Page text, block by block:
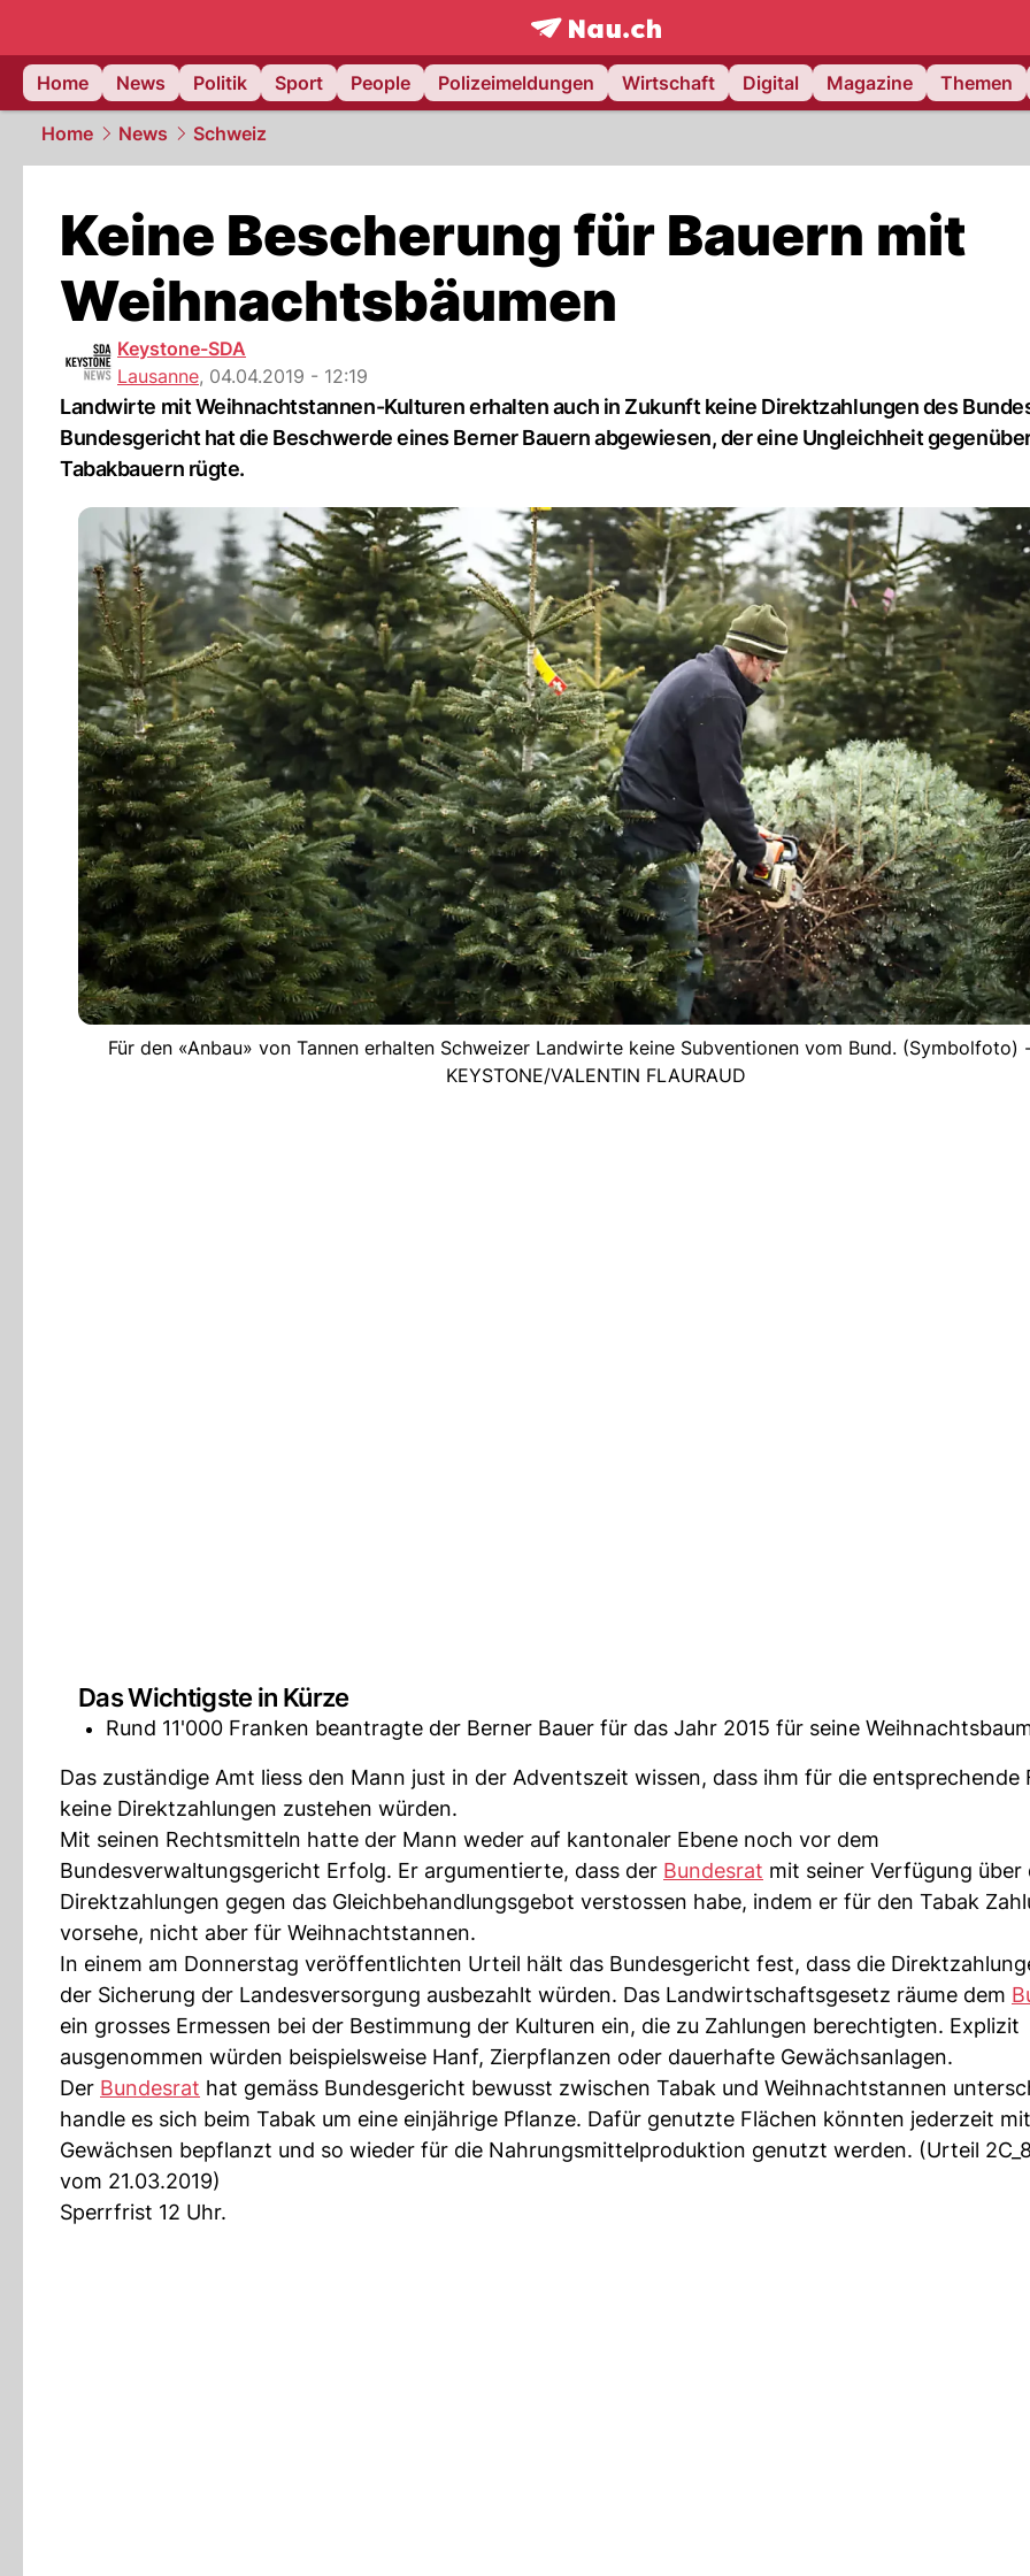
frontpage.NAU.ch
Home
News Politik Sport People Polizeimeldungen Wirtschaft Digital Magazine Themen
Home News Schweiz
Keine Bescherung für Bauern mit
Weihnachtsbäumen
Keystone-SDA
Lausanne, 04.04.2019 - 12:19
Landwirte mit Weihnachtstannen-Kulturen erhalten auch in Zukunft keine Direktzahlungen des
Bundesgericht hat die Beschwerde eines Berner Bauern abgewiesen, der eine Ungleichheit
Tabakbauern rügte.
Für den «Anbau» von Tannen erhalten Schweizer Landwirte keine Subventionen vom Bund. (Symbolfoto)
KEYSTONE/VALENTIN FLAURAUD
Das Wichtigste in Kürze
Rund 11'000 Franken beantragte der Berner Bauer für das Jahr 2015 für seine
Das zuständige Amt liess den Mann just in der Adventszeit wissen, dass ihm für die entsprechende
keine Direktzahlungen zustehen würden.
Mit seinen Rechtsmitteln hatte der Mann weder auf kantonaler Ebene noch vor dem
Bundesverwaltungsgericht Erfolg. Er argumentierte, dass der Bundesrat mit seiner Verfügung über
Direktzahlungen gegen das Gleichbehandlungsgebot verstossen habe, indem er für den Tabak
vorsehe, nicht aber für Weihnachtstannen.
In einem am Donnerstag veröffentlichten Urteil hält das Bundesgericht fest, dass die
der Sicherung der Landesversorgung ausbezahlt würden. Das Landwirtschaftsgesetz räume dem
ein grosses Ermessen bei der Bestimmung der Kulturen ein, die zu Zahlungen berechtigten. Explizit
ausgenommen würden beispielsweise Hanf, Zierpflanzen oder dauerhafte Gewächsanlagen.
Der Bundesrat hat gemäss Bundesgericht bewusst zwischen Tabak und Weihnachtstannen
handle es sich beim Tabak um eine einjährige Pflanze. Dafür genutzte Flächen könnten jederzeit
Gewächsen bepflanzt und so wieder für die Nahrungsmittelproduktion genutzt werden. (Urteil
vom 21.03.2019)
Sperrfrist 12 Uhr.